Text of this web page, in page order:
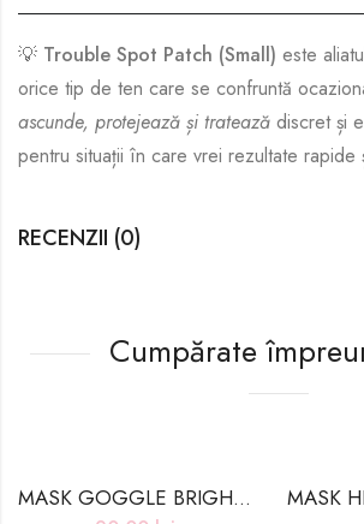
💡 Trouble Spot Patch (Small) este
orice tip de ten care se confruntă
ascunde, protejează și tratează discret și
pentru situații în care vrei rezultate rapide
RECENZII (0)
Cumpărate
MASK GOGGLE BRIGHTENING – 7g*1pcs